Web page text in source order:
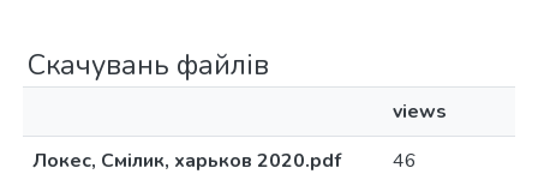
Скачувань файлів
views
Локес, Смілик, харьков 2020.pdf
46